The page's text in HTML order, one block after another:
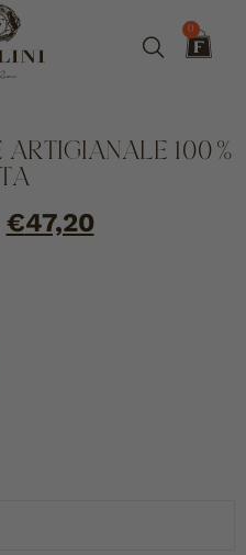
0
ARTIGIANALE 100%
€47,20